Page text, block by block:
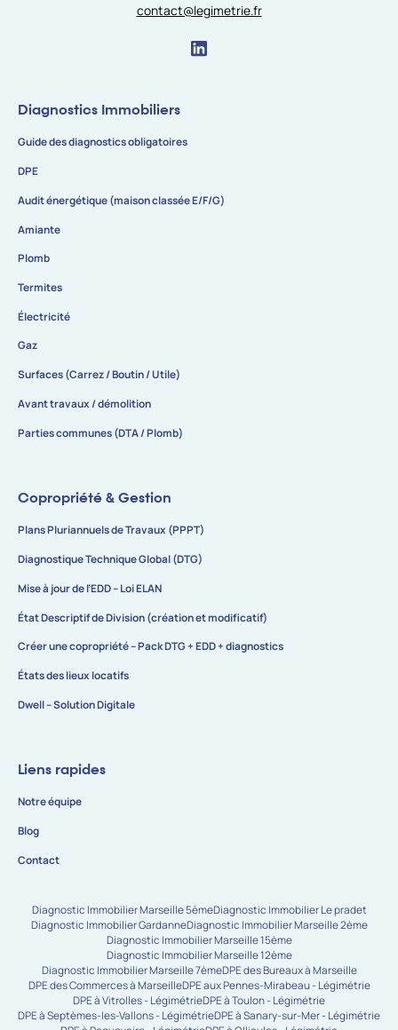
contact@legimetrie.fr
Diagnostics Immobiliers
Guide des diagnostics obligatoires
DPE
Audit énergétique (maison classée E/F/G)
Amiante
Plomb
Termites
Électricité
Gaz
Surfaces (Carrez / Boutin / Utile)
Avant travaux / démolition
Parties communes (DTA / Plomb)
Copropriété & Gestion
Plans Pluriannuels de Travaux (PPPT)
Diagnostique Technique Global (DTG)
Mise à jour de l’EDD – Loi ELAN
État Descriptif de Division (création et modificatif)
Créer une copropriété – Pack DTG + EDD + diagnostics
États des lieux locatifs
Dwell – Solution Digitale
Liens rapides
Notre équipe
Blog
Contact
Diagnostic Immobilier Marseille 5èmeDiagnostic Immobilier Le pradet
Diagnostic Immobilier GardanneDiagnostic Immobilier Marseille 2ème
Diagnostic Immobilier Marseille 15ème
Diagnostic Immobilier Marseille 12ème
Diagnostic Immobilier Marseille 7èmeDPE des Bureaux à Marseille
DPE des Commerces à MarseilleDPE aux Pennes-Mirabeau - Légimétrie
DPE à Vitrolles - LégimétrieDPE à Toulon - Légimétrie
DPE à Septèmes-les-Vallons - LégimétrieDPE à Sanary-sur-Mer - Légimétrie